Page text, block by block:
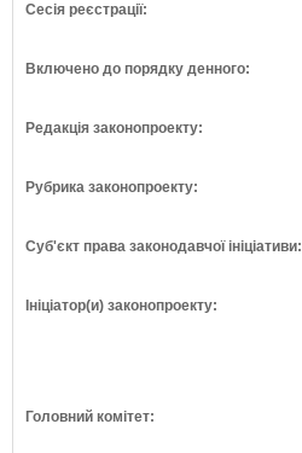
Сесія реєстрації:
Включено до порядку денного:
Редакція законопроекту:
Рубрика законопроекту:
Суб'єкт права законодавчої ініціативи:
Ініціатор(и) законопроекту:
Головний комітет: